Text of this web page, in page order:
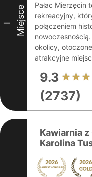
I Miejsce
Pałac Mierzęcin
rekreacyjny,
połączeniem
okolicy,
atrakcyjne
9.3
(2737)
Kawiarnia z
Karolina